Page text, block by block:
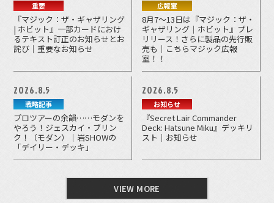
重要
『マジック：ザ・ギャザリング
| ホビット』一部カードにおけ
るテキスト訂正のお知らせとお
詫び｜重要なお知らせ
広報室
8月7～13日は『マジック：ザ・
ギャザリング｜ホビット』プレ
リリース！さらに製品の先行販
売も｜こちらマジック広報
室！！
2026.8.5
戦略記事
プロツアーの余韻……モダンを
やろう！ジェスカイ・ブリン
ク！（モダン）｜岩SHOWの
「デイリー・デッキ」
2026.8.5
お知らせ
『Secret Lair Commander
Deck: Hatsune Miku』デッキリ
スト｜お知らせ
VIEW MORE